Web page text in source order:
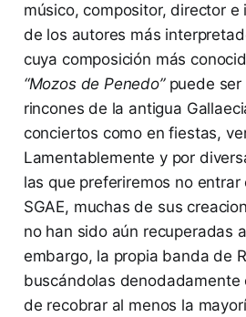
músico, compositor, director
de los autores más
cuya composición más
“Mozos de Penedo”puede ser
rincones de la antigua
conciertos como en fiestas,
Lamentablemente y por
las que preferiremos no
SGAE, muchas de sus
no han sido aún recuperadas
embargo, la propia banda de
buscándolas denodadamente
de recobrar al menos la